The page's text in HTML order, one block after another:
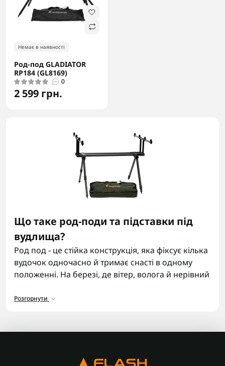
Немає в наявності
Род-под GLADIATOR
RP184 (GL8169)
0
2 599 грн.
Що таке род-поди та підставки під
вудлища?
Род под - це стійка конструкція, яка фіксує кілька
вудочок одночасно й тримає снасті в одному
положенні. На березі, де вітер, волога й нерівний
справляється. Тримач для вудилища бере
ніж у підрозділі, тримачі для вудилищ стають
Розгорнути